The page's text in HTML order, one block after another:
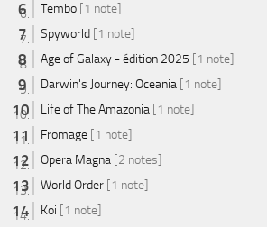
Tembo [1 note]
Spyworld [1 note]
Age of Galaxy - édition 2025 [1 note]
Darwin's Journey: Oceania [1 note]
Life of The Amazonia [1 note]
Fromage [1 note]
Opera Magna [2 notes]
World Order [1 note]
Koi [1 note]